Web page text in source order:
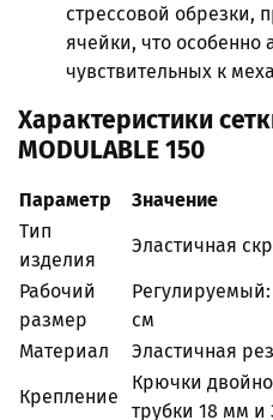
стрессовой обрезки,
ячейки, что особенно
чувствительных к
Характеристики
MODULABLE 150
Параметр
Значение
Тип
изделия
Эластичная
Рабочий
размер
Регулируемый:
см
Материал
Эластичная
Крепление
Крючки
трубки 18 мм и